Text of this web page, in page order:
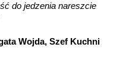
do jedzenia nareszcie
Wojda, Szef Kuchni